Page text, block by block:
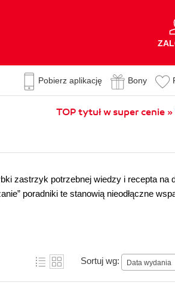
Pobierz aplikację Bony
TOP tytuł w super cenie
zastrzyk potrzebnej wiedzy i recepta na
poradniki te stanowią nieodłączne
Sortuj wg: Data wydania